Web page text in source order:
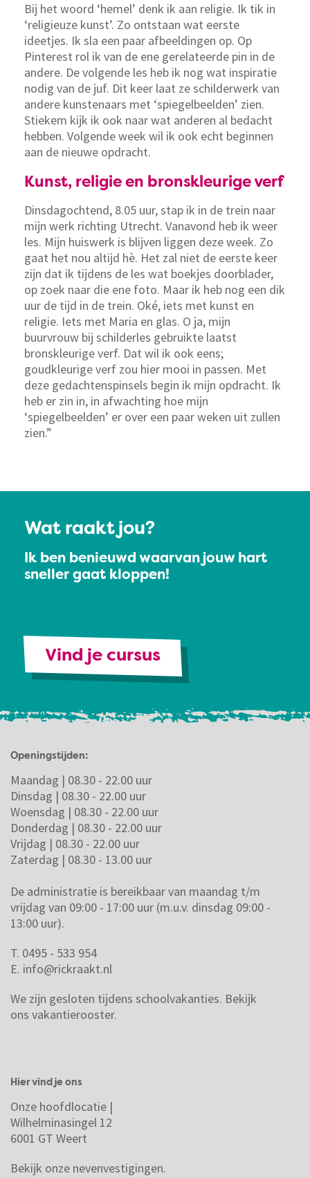
Bij het woord ‘hemel’ denk ik aan religie. Ik tik in
‘religieuze kunst’. Zo ontstaan wat eerste
ideetjes. Ik sla een paar afbeeldingen op. Op
Pinterest rol ik van de ene gerelateerde pin in de
andere. De volgende les heb ik nog wat inspiratie
nodig van de juf. Dit keer laat ze schilderwerk van
andere kunstenaars met ‘spiegelbeelden’ zien.
Stiekem kijk ik ook naar wat anderen al bedacht
hebben. Volgende week wil ik ook echt beginnen
aan de nieuwe opdracht.
Kunst, religie en bronskleurige verf
Dinsdagochtend, 8.05 uur, stap ik in de trein naar
mijn werk richting Utrecht. Vanavond heb ik weer
les. Mijn huiswerk is blijven liggen deze week. Zo
gaat het nou altijd hè. Het zal niet de eerste keer
zijn dat ik tijdens de les wat boekjes doorblader,
op zoek naar die ene foto. Maar ik heb nog een dik
uur de tijd in de trein. Oké, iets met kunst en
religie. Iets met Maria en glas. O ja, mijn
buurvrouw bij schilderles gebruikte laatst
bronskleurige verf. Dat wil ik ook eens;
goudkleurige verf zou hier mooi in passen. Met
deze gedachtenspinsels begin ik mijn opdracht. Ik
heb er zin in, in afwachting hoe mijn
‘spiegelbeelden’ er over een paar weken uit zullen
zien.”
Wat raakt jou?
Ik ben benieuwd waarvan jouw hart
sneller gaat kloppen!
Vind je cursus
Openingstijden:
Maandag | 08.30 - 22.00 uur
Dinsdag | 08.30 - 22.00 uur
Woensdag | 08.30 - 22.00 uur
Donderdag | 08.30 - 22.00 uur
Vrijdag | 08.30 - 22.00 uur
Zaterdag | 08.30 - 13.00 uur
De administratie is bereikbaar van maandag t/m
vrijdag van 09:00 - 17:00 uur (m.u.v. dinsdag 09:00 -
13:00 uur).
T. 0495 - 533 954
E. info@rickraakt.nl
We zijn gesloten tijdens schoolvakanties. Bekijk
ons vakantierooster.
Hier vind je ons
Onze hoofdlocatie |
Wilhelminasingel 12
6001 GT Weert
Bekijk onze nevenvestigingen.